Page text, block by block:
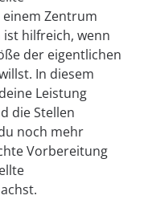
Zentrum
hilfreich, wenn
der eigentlichen
In diesem
Leistung
die Stellen
noch mehr
Vorbereitung